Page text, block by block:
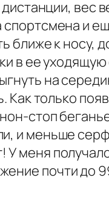
вес
спортсмена и
ближе к носу,
в ее
на
только
стоп
и меньше
меня
почти до